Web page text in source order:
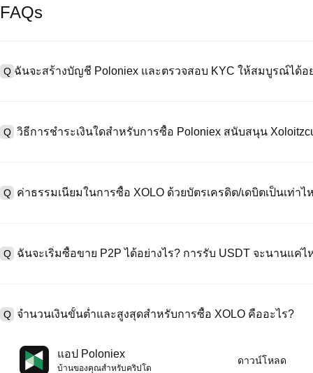
FAQs
Q ฉันจะสร้างบัญชี Poloniex และตรวจสอบ KYC ให้สมบูรณ์ได้อ
"ความปลอดภัย" อัปโหลดเอกสาร Id ที่ถูกต้องของคุณ และถ่ายเซลฟี่เ
Q วิธีการชำระเงินใดสำหรับการซื้อ Poloniex สนับสนุน
ซื้อขาย OTC สำหรับธุรกรรมขนาดใหญ่เกิน 100,000 USD พร้อมใบเสนอ
Q ค่าธรรมเนียมในการซื้อ XOLO ด้วยบัตรเครดิต/เดบิตเป็นเท่าไ
ธรรมเนียมการซื้อขายแบบสปอตมาตรฐาน (ต่ำถึง 0.05%) ใช้กับการซื้อขา
Q ฉันจะเริ่มซื้อขาย P2P ได้อย่างไร? การรับ USDT จะนานแค่ไ
กับวิธีการชำระเงินและเวลาตอบสนองของผู้ขาย
Q จำนวนเงินขั้นต่ำและสูงสุดสำหรับการซื้อ XOLO คืออะไร?
ขีดจำกัดขั้นต่ำและสูงสุดแตกต่างกันขึ้นอยู่กับวิธีการซื้อและระดับการ
ดอลลาร์โดยสูงสุดขึ้นอยู่กับผู้ให้บริการ ผู้ขาย P2P ส่วนใหญ่มีข้อกำหนดก
แอป Poloniex
บ้านของคุณสําหรับคริปโต
ดาวน์โหลด